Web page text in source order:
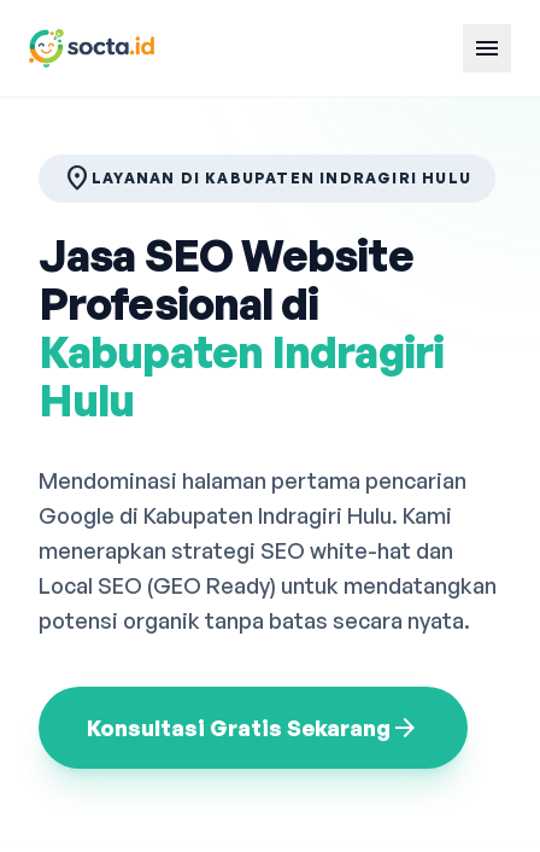
menu
Bahasa Indonesia English 中文
location_on LAYANAN DI KABUPATEN INDRAGIRI HULU
Jasa SEO Website
Profesional di
Kabupaten Indragiri
Hulu
Mendominasi halaman pertama pencarian
Google di Kabupaten Indragiri Hulu. Kami
menerapkan strategi SEO white-hat dan
Local SEO (GEO Ready) untuk mendatangkan
potensi organik tanpa batas secara nyata.
Konsultasi Gratis Sekarang arrow_forward